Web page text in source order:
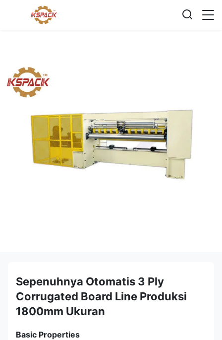
Sepenuhnya Otomatis 3 Ply
Corrugated Board Line Produksi
1800mm Ukuran
Basic Properties